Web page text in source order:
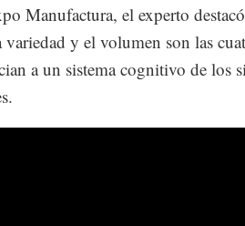
Manufactura, el experto
y el volumen son las
a un sistema cognitivo de los